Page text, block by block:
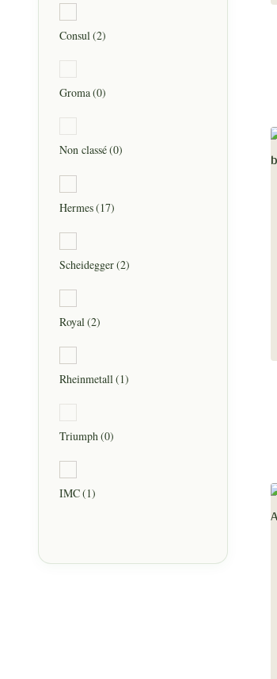
Consul(2)
Groma(0)
Non classé(0)
Hermes(17)
Scheidegger(2)
Royal(2)
Rheinmetall(1)
Triumph(0)
IMC(1)